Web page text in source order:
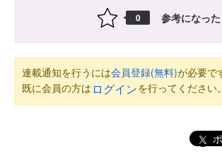
0 参考になった
連載通知を行うには会員登録(無料)が必要で
既に会員の方は ログインを行ってください。